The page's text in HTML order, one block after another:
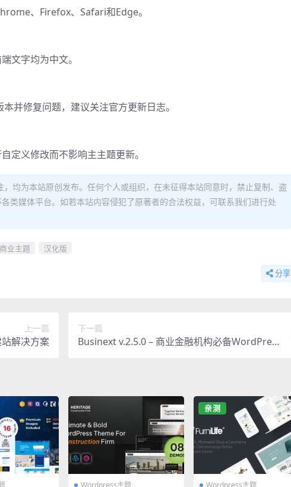
、Firefox、Safari和Edge。
文字均为中文。
并修复问题，建议关注官方更新日志。
定义修改而不影响主主题更新。
均为本站原创发布。任何个人或组织，在未征得本站同意时，禁止复制、盗
类媒体平台。如若本站内容侵犯了原著者的合法权益，可联系我们进行处
商业主题 汉化版
分享
上一篇
解决方案
下一篇
Businext v.2.5.0 – 商业金融机构必备WordPress
Wordpress主题
亲测
Wordpress主题